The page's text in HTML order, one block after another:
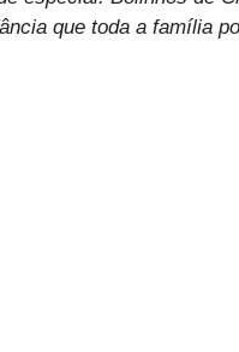
que toda a família